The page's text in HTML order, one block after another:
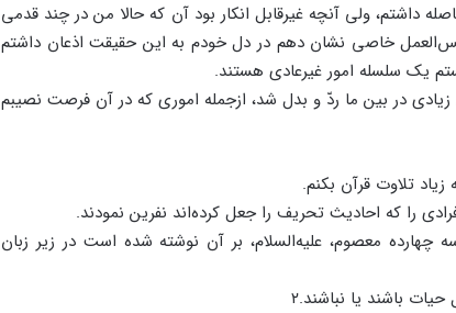
داشتم، ولى آنچه غیرقابل انکار بود آن که حالا من در چند قدمى
خاصى نشان دهم در دل خودم به این حقیقت اذعان داشتم
یک سلسله امور غیرعادى هستند.
در بین ما ردّ و بدل شد، ازجمله امورى که در آن فرصت نصیبم
تلاوت قرآن بکنم.
را که احادیث تحریف را جعل کرده‌‌اند نفرین نمودند.
چهارده معصوم، علیه‌‌السلام، بر آن نوشته شده است در زیر زبان
باشند یا نباشند.۲